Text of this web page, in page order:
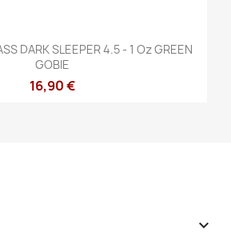
DARK SLEEPER 4.5 - 1 Oz GREEN
GOBIE
16,90 €
